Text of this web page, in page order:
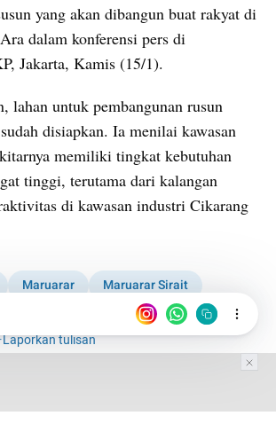
yang akan dibangun buat rakyat di
dalam konferensi pers di
Jakarta, Kamis (15/1).
lahan untuk pembangunan rusun
disiapkan. Ia menilai kawasan
memiliki tingkat kebutuhan
tinggi, terutama dari kalangan
di kawasan industri Cikarang
Maruarar
Maruarar Sirait
·Laporkan tulisan